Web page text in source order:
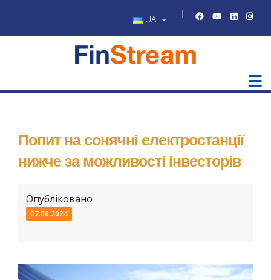
UA
Попит на сонячні електростанції
нижче за можливості інвесторів
Опубліковано
07.08.2024